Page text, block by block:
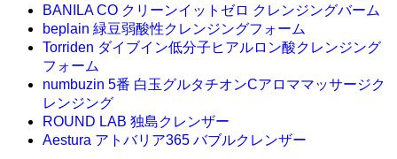
BANILA CO クリーンイットゼロ クレンジングバーム
beplain 緑豆弱酸性クレンジングフォーム
Torriden ダイブイン低分子ヒアルロン酸クレンジング
フォーム
numbuzin 5番 白玉グルタチオンCアロママッサージク
レンジング
ROUND LAB 独島クレンザー
Aestura アトバリア365 バブルクレンザー